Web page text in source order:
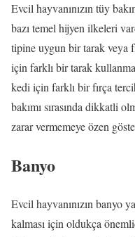
Evcil hayvanınızın tüy
bazı temel hijyen ilkeleri
tipine uygun bir tarak veya
için farklı bir tarak
kedi için farklı bir fırça
bakımı sırasında dikkatli
zarar vermemeye özen
Banyo
Evcil hayvanınızın banyo
kalması için oldukça